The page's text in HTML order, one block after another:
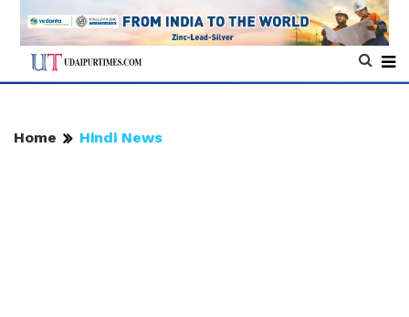
Home Hindi News